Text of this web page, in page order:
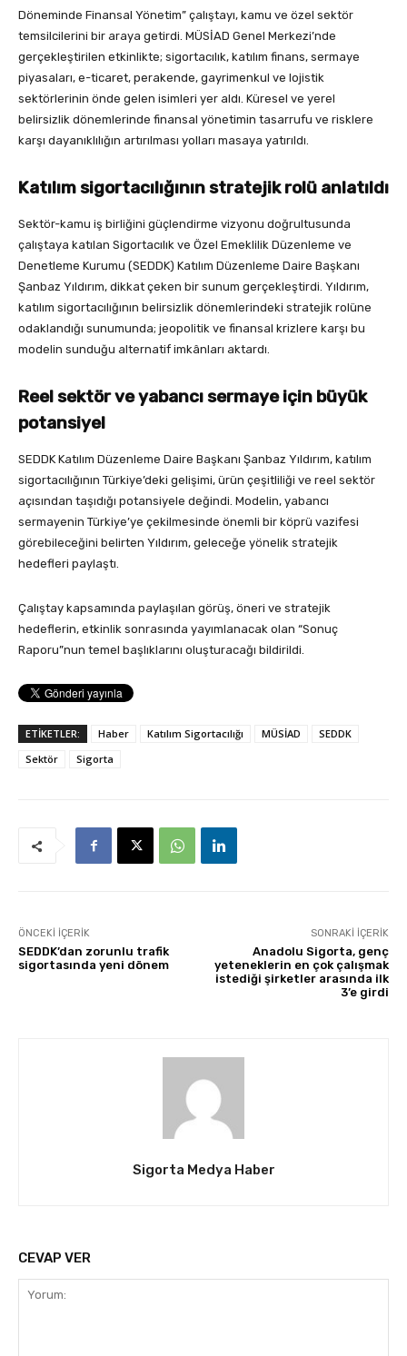
Döneminde Finansal Yönetim” çalıştayı, kamu ve özel sektör
temsilcilerini bir araya getirdi. MÜSİAD Genel Merkezi’nde
gerçekleştirilen etkinlikte; sigortacılık, katılım finans, sermaye
piyasaları, e-ticaret, perakende, gayrimenkul ve lojistik
sektörlerinin önde gelen isimleri yer aldı. Küresel ve yerel
belirsizlik dönemlerinde finansal yönetimin tasarrufu ve risklere
karşı dayanıklılığın artırılması yolları masaya yatırıldı.
Katılım sigortacılığının stratejik rolü anlatıldı
Sektör-kamu iş birliğini güçlendirme vizyonu doğrultusunda
çalıştaya katılan Sigortacılık ve Özel Emeklilik Düzenleme ve
Denetleme Kurumu (SEDDK) Katılım Düzenleme Daire Başkanı
Şanbaz Yıldırım, dikkat çeken bir sunum gerçekleştirdi. Yıldırım,
katılım sigortacılığının belirsizlik dönemlerindeki stratejik rolüne
odaklandığı sunumunda; jeopolitik ve finansal krizlere karşı bu
modelin sunduğu alternatif imkânları aktardı.
Reel sektör ve yabancı sermaye için büyük
potansiyel
SEDDK Katılım Düzenleme Daire Başkanı Şanbaz Yıldırım, katılım
sigortacılığının Türkiye’deki gelişimi, ürün çeşitliliği ve reel sektör
açısından taşıdığı potansiyele değindi. Modelin, yabancı
sermayenin Türkiye’ye çekilmesinde önemli bir köprü vazifesi
görebileceğini belirten Yıldırım, geleceğe yönelik stratejik
hedefleri paylaştı.
Çalıştay kapsamında paylaşılan görüş, öneri ve stratejik
hedeflerin, etkinlik sonrasında yayımlanacak olan “Sonuç
Raporu”nun temel başlıklarını oluşturacağı bildirildi.
ETİKETLER: Haber Katılım Sigortacılığı MÜSİAD
SEDDK
Sektör
Sigorta
ÖNCEKI İÇERIK
SEDDK’dan zorunlu trafik
sigortasında yeni dönem
SONRAKI İÇERIK
Anadolu Sigorta, genç
yeteneklerin en çok çalışmak
istediği şirketler arasında ilk
3’e girdi
Sigorta Medya Haber
CEVAP VER